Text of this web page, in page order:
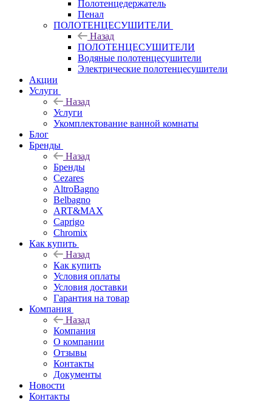
Полотенцедержатель
Пенал
ПОЛОТЕНЦЕСУШИТЕЛИ
Назад
ПОЛОТЕНЦЕСУШИТЕЛИ
Водяные полотенцесушители
Электрические полотенцесушители
Акции
Услуги
Назад
Услуги
Укомплектование ванной комнаты
Блог
Бренды
Назад
Бренды
Cezares
AltroBagno
Belbagno
ART&MAX
Caprigo
Chromix
Как купить
Назад
Как купить
Условия оплаты
Условия доставки
Гарантия на товар
Компания
Назад
Компания
О компании
Отзывы
Контакты
Документы
Новости
Контакты